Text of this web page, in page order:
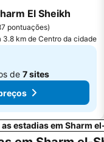
El Sheikh
pontuações)
3.8 km de Centro da cidade
de 7 sites
estadias em Sharm